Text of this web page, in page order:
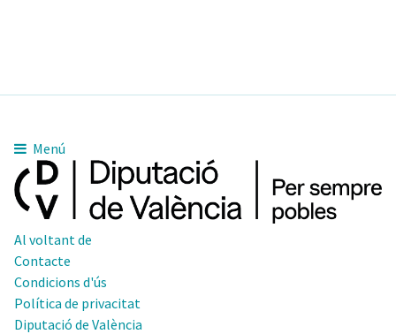
Menú
Al voltant de
Contacte
Condicions d'ús
Política de privacitat
Diputació de València